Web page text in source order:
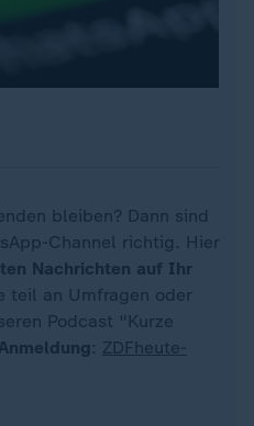
bleiben? Dann sind
Channel richtig. Hier
Nachrichten auf Ihr
teil an Umfragen oder
Podcast "Kurze
: ZDFheute-